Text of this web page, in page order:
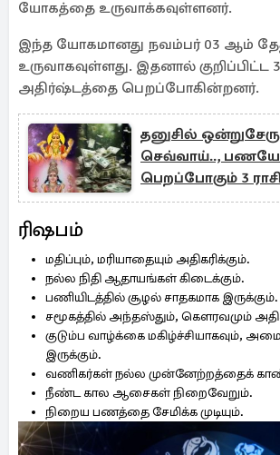
யோகத்தை உருவாக்கவுள்ளனர்.
இந்த யோகமானது நவம்பர் 03 ஆம்
உருவாகவுள்ளது. இதனால் குறிப்பிட்ட
அதிர்ஷ்டத்தை பெறப்போகின்றனர்.
தனுசில்
செவ்வாய்..,
பெறப்போகும் 3
ரிஷபம்
மதிப்பும், மரியாதையும் அதிகரிக்கும்.
நல்ல நிதி ஆதாயங்கள் கிடைக்கும்.
பணியிடத்தில் சூழல் சாதகமாக இருக்கும்.
சமூகத்தில் அந்தஸ்தும், கௌரவமும்
குடும்ப வாழ்க்கை மகிழ்ச்சியாகவும்,
இருக்கும்.
வணிகர்கள் நல்ல முன்னேற்றத்தைக்
நீண்ட கால ஆசைகள் நிறைவேறும்.
நிறைய பணத்தை சேமிக்க முடியும்.